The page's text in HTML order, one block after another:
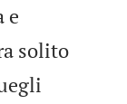
e
solito